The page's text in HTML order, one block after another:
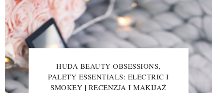
HUDA BEAUTY OBSESSIONS,
PALETY ESSENTIALS: ELECTRIC I
SMOKEY | RECENZJA I MAKIJAŻ